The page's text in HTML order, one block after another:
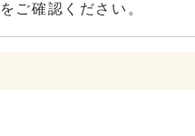
ご確認ください。